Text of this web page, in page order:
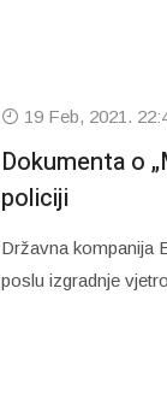
19 Feb, 2021.
Dokumenta o
policiji
Državna kompanija
poslu izgradnje